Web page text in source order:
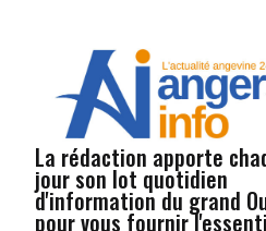
La rédaction apporte
jour son lot quotidien
d'information du grand
pour vous fournir